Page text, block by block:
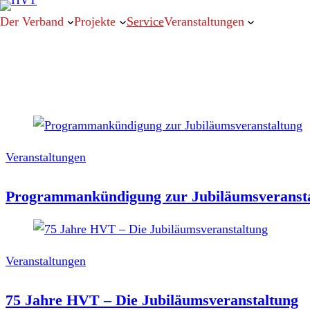
Der Verband Projekte ServiceVeranstaltungen
Veranstaltungen
Programmankündigung zur
Veranstaltungen
75 Jahre HVT – Die Jubiläumsveranstaltung